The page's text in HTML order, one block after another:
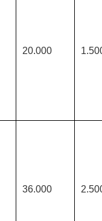
20.000
36.000